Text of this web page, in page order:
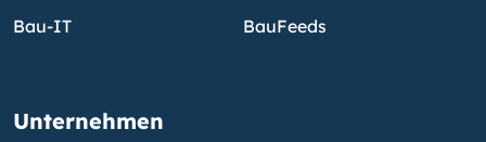
Bau-IT
BauFeeds
Unternehmen